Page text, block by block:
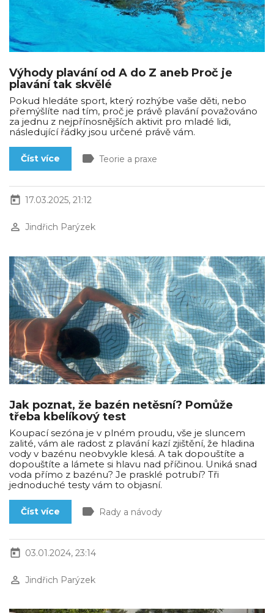
Výhody plavání od A do Z aneb Proč je
plavání tak skvělé
Pokud hledáte sport, který rozhýbe vaše děti, nebo
přemýšlíte nad tím, proč je právě plavání považováno
za jednu z nejpřínosnějších aktivit pro mladé lidi,
následující řádky jsou určené právě vám.
Číst více label Teorie a praxe
today 17.03.2025, 21:12
perm_identity Jindřich Parýzek
Jak poznat, že bazén netěsní? Pomůže
třeba kbelíkový test
Koupací sezóna je v plném proudu, vše je sluncem
zalité, vám ale radost z plavání kazí zjištění, že hladina
vody v bazénu neobvykle klesá. A tak dopouštíte a
dopouštíte a lámete si hlavu nad příčinou. Uniká snad
voda přímo z bazénu? Je prasklé potrubí? Tři
jednoduché testy vám to objasní.
Číst více label Rady a návody
today 03.01.2024, 23:14
perm_identity Jindřich Parýzek